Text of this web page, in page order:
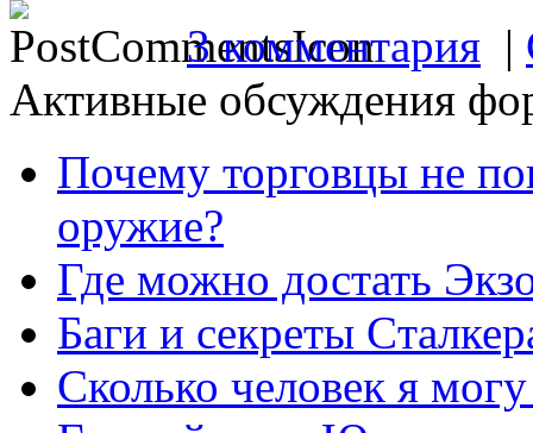
3 комментария |
Активные обсуждения
Почему торговцы не
оружие?
Где можно достать
Баги и секреты
Сколько человек я